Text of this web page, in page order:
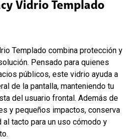
Vidrio Templado
Templado combina protección y
Pensado para quienes
públicos, este vidrio ayuda a
de la pantalla, manteniendo tu
del usuario frontal. Además de
y pequeños impactos, conserva
tacto para un uso cómodo y